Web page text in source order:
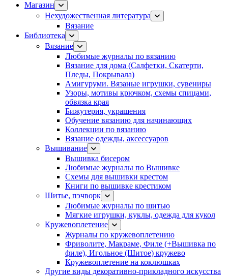
Магазин
Нехудожественная литература
Вязание
Библиотека
Вязание
Любимые журналы по вязанию
Вязание для дома (Салфетки, Скатерти,
Пледы, Покрывала)
Амигуруми. Вязаные игрушки, сувениры
Узоры, мотивы крючком, схемы спицами,
обвязка края
Бижутерия, украшения
Обучение вязанию для начинающих
Коллекции по вязанию
Вязание одежды, аксессуаров
Вышивание
Вышивка бисером
Любимые журналы по Вышивке
Схемы для вышивки крестом
Книги по вышивке крестиком
Шитье, пэчворк
Любимые журналы по шитью
Мягкие игрушки, куклы, одежда для кукол
Кружевоплетение
Журналы по кружевоплетению
Фриволите, Макраме, Филе (+Вышивка по
филе), Игольное (Шитое) кружево
Кружевоплетение на коклюшках
Другие виды декоративно-прикладного искусства